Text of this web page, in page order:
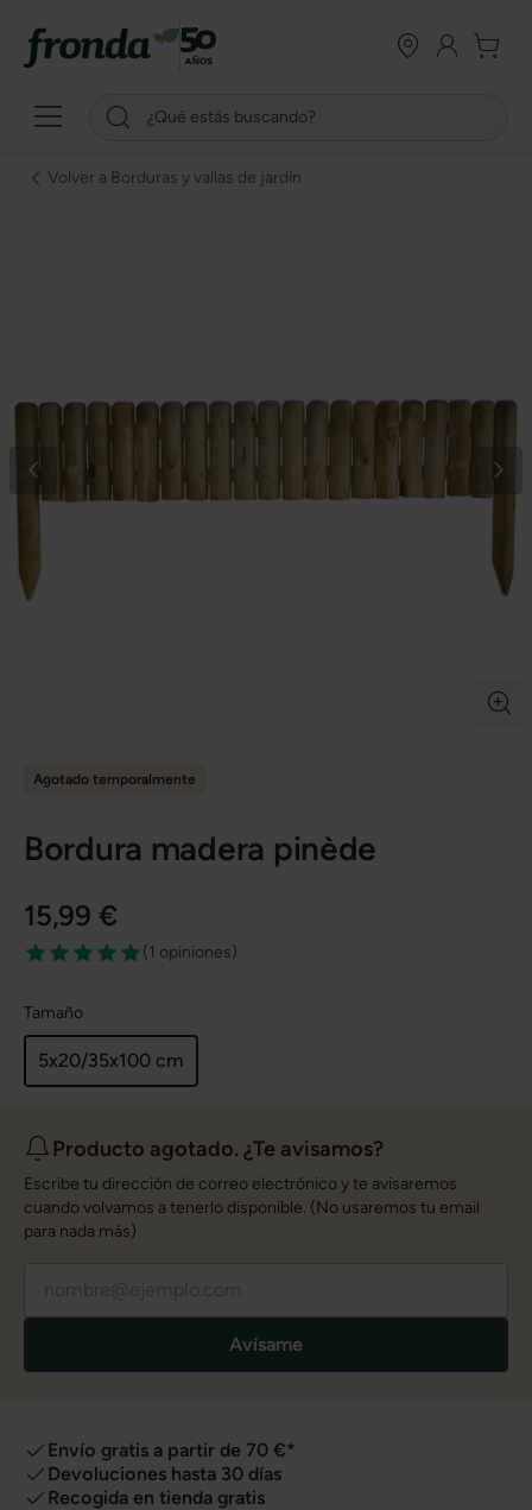
Volver a Borduras y vallas de jardín
Agotado temporalmente
Bordura madera pinède
15,99 €
(1 opiniones)
Tamaño
5x20/35x100 cm
Producto agotado. ¿Te avisamos?
Escribe tu dirección de correo electrónico y te avisaremos
cuando volvamos a tenerlo disponible. (No usaremos tu email
para nada más)
Avísame
Envío gratis a partir de 70 €*
Devoluciones hasta 30 días
Recogida en tienda gratis